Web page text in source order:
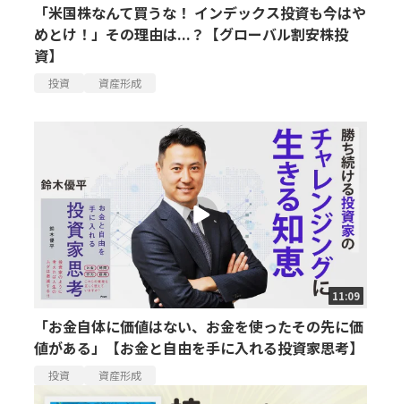
「米国株なんて買うな！ インデックス投資も今はや
めとけ！」その理由は...？【グローバル割安株投
資】
投資 資産形成
11:09
「お金自体に価値はない、お金を使ったその先に価
値がある」【お金と自由を手に入れる投資家思考】
投資 資産形成